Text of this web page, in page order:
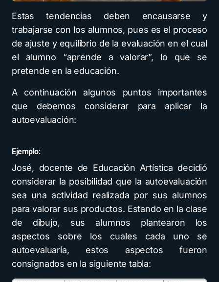
Estas tendencias deben encausarse y
trabajarse con los alumnos, pues es el proceso
de ajuste y equilibrio de la evaluación en el cual
el alumno “aprende a valorar”, lo que se
pretende en la educación.
A continuación algunos puntos importantes
que debemos considerar para aplicar la
autoevaluación:
Ejemplo:
José, docente de Educación Artística decidió
considerar la posibilidad que la autoevaluación
sea una actividad realizada por sus alumnos
para valorar sus productos. Estando en la clase
de dibujo, sus alumnos plantearon los
aspectos sobre los cuales cada uno se
autoevaluaría, estos aspectos fueron
consignados en la siguiente tabla: